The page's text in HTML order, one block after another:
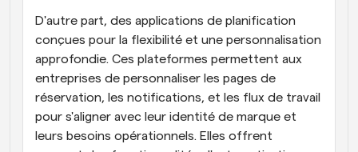
D'autre part, des applications de planification
conçues pour la flexibilité et une personnalisation
approfondie. Ces plateformes permettent aux
entreprises de personnaliser les pages de
réservation, les notifications, et les flux de travail
pour s'aligner avec leur identité de marque et
leurs besoins opérationnels. Elles offrent